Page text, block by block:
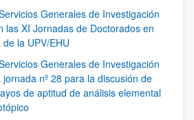
Generales de Investigación
las XI Jornadas de Doctorados en
la UPV/EHU
Generales de Investigación
nº 28 para la discusión de
de aptitud de análisis elemental